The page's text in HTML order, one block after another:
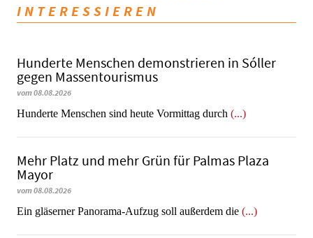
INTERESSIEREN
Hunderte Menschen demonstrieren in Sóller
gegen Massentourismus
vom 08.08.2026
Hunderte Menschen sind heute Vormittag durch (...)
Mehr Platz und mehr Grün für Palmas Plaza
Mayor
vom 08.08.2026
Ein gläserner Panorama-Aufzug soll außerdem die (...)